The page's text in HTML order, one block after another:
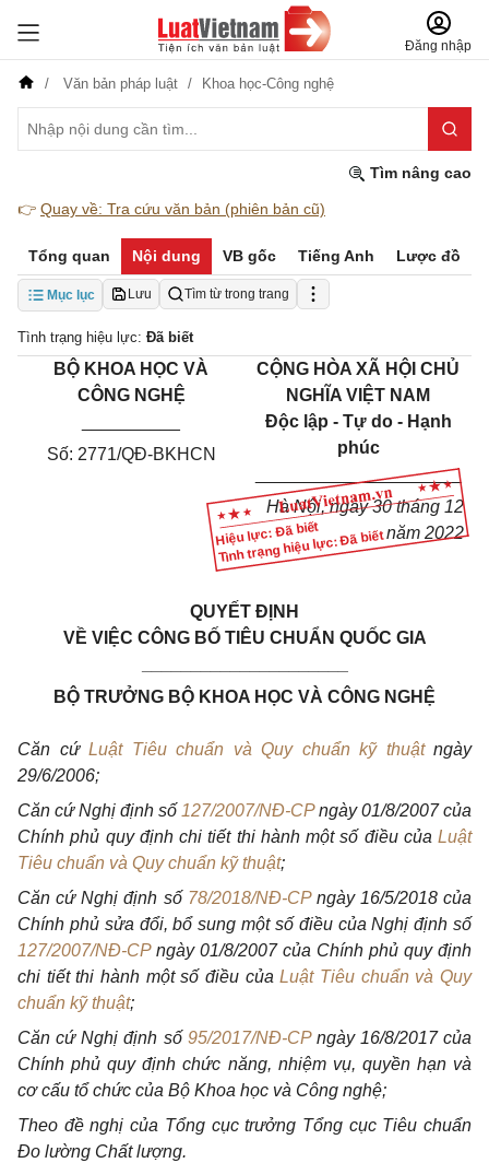
Đăng nhập
Văn bản pháp luật Khoa học-Công nghệ
Tìm nâng cao
👉 Quay về: Tra cứu văn bản (phiên bản cũ)
Tổng quan Nội dung VB gốc Tiếng Anh Lược đồ
Mục lục Lưu Tìm từ trong trang
Tình trạng hiệu lực: Đã biết
Hiệu lực: Đã biết
Tình trạng hiệu lực: Đã biết
BỘ KHOA HỌC VÀ
CÔNG NGHỆ
Số: 2771/QĐ-BKHCN
CỘNG HÒA XÃ HỘI CHỦ
NGHĨA VIỆT NAM
Độc lập - Tự do - Hạnh
phúc
_____________________
Hà Nội, ngày 30 tháng 12
năm 2022
QUYẾT ĐỊNH
VỀ VIỆC CÔNG BỐ TIÊU CHUẨN QUỐC GIA
BỘ TRƯỞNG BỘ KHOA HỌC VÀ CÔNG NGHỆ
Căn cứ Luật Tiêu chuẩn và Quy chuẩn kỹ thuậtngày
29/6/2006;
Căn cứ Nghị định số 127/2007/NĐ-CPngày 01/8/2007 của
Chính phủ quy định chi tiết thi hành một số điều của Luật
Tiêu chuẩn và Quy chuẩn kỹ thuật;
Căn cứ Nghị định số 78/2018/NĐ-CPngày 16/5/2018 của
Chính phủ sửa đổi, bổ sung một số điều của Nghị định số
127/2007/NĐ-CPngày 01/8/2007 của Chính phủ quy định
chi tiết thi hành một số điều củaLuật Tiêu chuẩn và Quy
chuẩn kỹ thuật;
Căn cứ Nghị định số 95/2017/NĐ-CPngày 16/8/2017 của
Chính phủ quy định chức năng, nhiệm vụ, quyền hạn và
cơ cấu tổ chức của Bộ Khoa học và Công nghệ;
Theo đề nghị của Tổng cục trưởng Tổng cục Tiêu chuẩn
Đo lường Chất lượng.